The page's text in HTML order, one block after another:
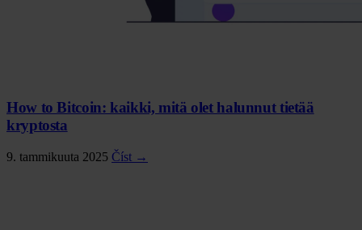
How to Bitcoin: kaikki, mitä olet halunnut tietää
kryptosta
9. tammikuuta 2025 Číst →